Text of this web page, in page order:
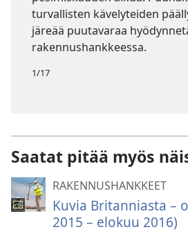
turvallisten kävelyteiden
järeää puutavaraa
rakennushankkeessa.
1/17
Saatat pitää myös
RAKENNUSHANKKEET
Kuvia Britanniasta –
2015 – elokuu 2016)